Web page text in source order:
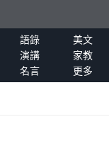
語錄
美文
演講
家教
名言 更多